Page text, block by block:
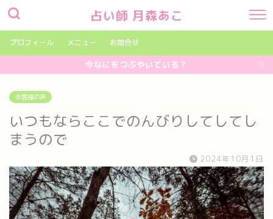
占い師 月森あこ
プロフィール メニュー お問合せ
今なにをつぶやいている？
お客様の声
いつもならここでのんびりしてしてし
まうので
2024年10月1日